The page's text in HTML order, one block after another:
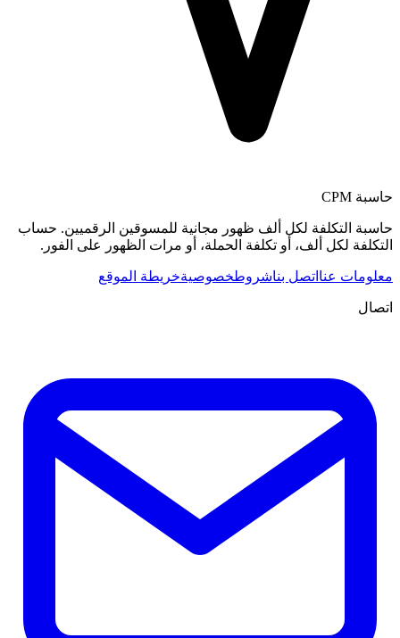
حاسبة CPM
حاسبة التكلفة لكل ألف ظهور مجانية للمسوقين الرقميين. حساب
التكلفة لكل ألف، أو تكلفة الحملة، أو مرات الظهور على الفور.
معلومات عنا اتصل بناشروطخصوصيةخريطة الموقع
اتصال